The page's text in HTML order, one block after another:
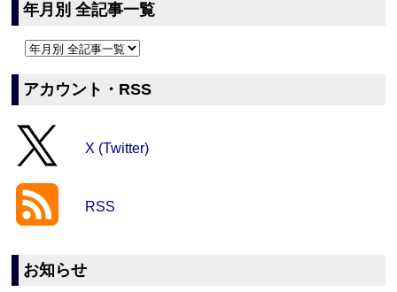
年月別 全記事一覧
アカウント・RSS
X (Twitter)
RSS
お知らせ